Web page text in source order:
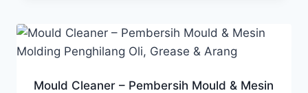
Mould Cleaner – Pembersih Mould & Mesin